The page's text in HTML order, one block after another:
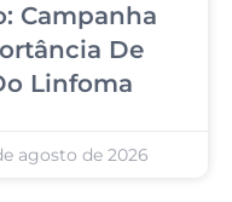
Campanha
De
Linfoma
agosto de 2026